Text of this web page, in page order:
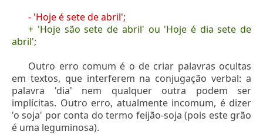
- 'Hoje é sete de abril';
+ 'Hoje são sete de abril' ou 'Hoje é dia sete de
abril';
Outro erro comum é o de criar palavras ocultas
em textos, que interferem na conjugação verbal: a
palavra 'dia' nem qualquer outra podem ser
implícitas. Outro erro, atualmente incomum, é dizer
'o soja' por conta do termo feijão-soja (pois este grão
é uma leguminosa).